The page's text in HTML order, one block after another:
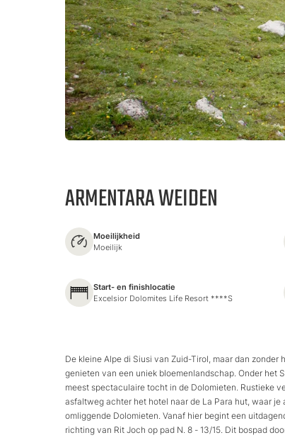
ARMENTARA WEIDEN
Moeilijkheid
Moeilijk
Start- en finishlocatie
Excelsior Dolomites Life Resort ****S
De kleine Alpe di Siusi van Zuid-Tirol, maar dan
genieten van een uniek bloemenlandschap. Onder het
meest spectaculaire tocht in de Dolomieten. Rustieke
asfaltweg achter het hotel naar de La Para hut, waar
omliggende Dolomieten. Vanaf hier begint een
richting van Rit Joch op pad N. 8 - 13/15. Dit bospad